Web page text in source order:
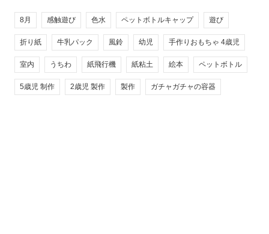
8月 感触遊び 色水 ペットボトルキャップ 遊び
折り紙 牛乳パック 風鈴 幼児 手作りおもちゃ 4歳児
室内 うちわ 紙飛行機 紙粘土 絵本 ペットボトル
5歳児 制作 2歳児 製作 製作 ガチャガチャの容器